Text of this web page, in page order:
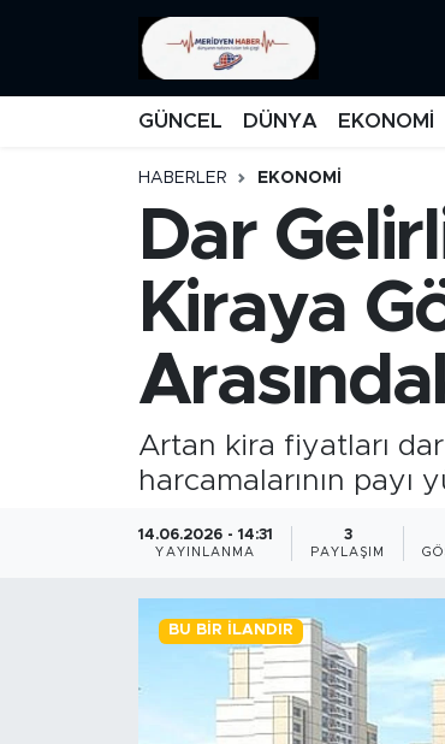
GÜNCEL DÜNYA EKONOMİ
HABERLER EKONOMİ
Dar
Kiraya
Artan kira fiyatları
harcamalarının payı
14.06.2026 - 14:31
YAYINLANMA
3
PAYLAŞIM
BU BIR İLANDIR
MANŞET
FİNANS
DÜNYA
GÜNCEL
RÖPÖRTAJ
İstanbul Namaz Vakitleri
Trafik Durumu
Süper Lig Puan Durumu ve Fikstür
Tüm Manşetler
Son Dakika Haberleri